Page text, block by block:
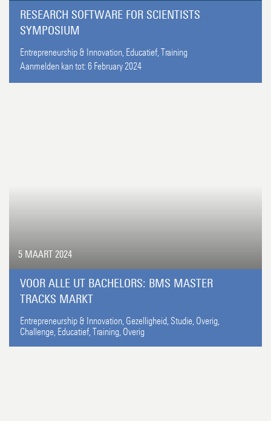
RESEARCH SOFTWARE FOR SCIENTISTS
SYMPOSIUM
Entrepreneurship & Innovation, Educatief, Training
Aanmelden kan tot: 6 February 2024
5 MAART 2024
VOOR ALLE UT BACHELORS: BMS MASTER
TRACKS MARKT
Entrepreneurship & Innovation, Gezelligheid,Studie, Overig,
Challenge, Educatief,Training, Overig